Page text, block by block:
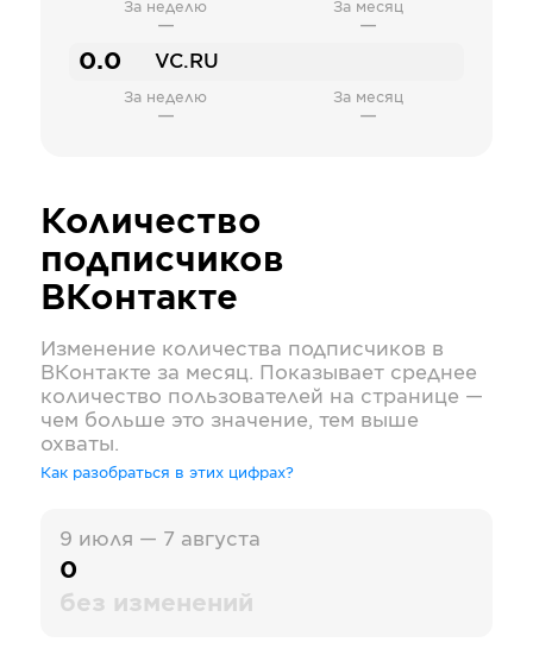
За неделю
—
За месяц
—
0.0 VC.RU
За неделю
—
За месяц
—
Количество
подписчиков
ВКонтакте
Изменение количества подписчиков в
ВКонтакте за месяц. Показывает среднее
количество пользователей на странице —
чем больше это значение, тем выше
охваты.
Как разобраться в этих цифрах?
9 июля — 7 августа
0
без изменений